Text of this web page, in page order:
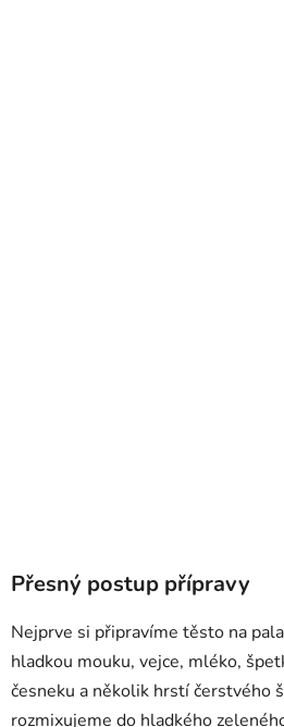
Přesný postup přípravy
Nejprve si připravíme těsto na
hladkou mouku, vejce, mléko,
česneku a několik hrstí čerstvého
rozmixujeme do hladkého